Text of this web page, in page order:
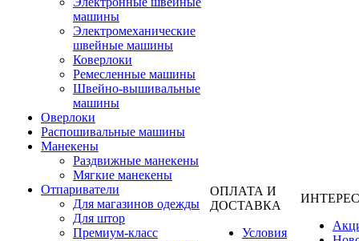
машины
Электромеханические
швейные машины
Коверлоки
Ремесленные машины
Швейно-вышивальные
машины
Оверлоки
Распошивальные машины
Манекены
Раздвижные манекены
Мягкие манекены
Отпариватели
Для магазинов одежды
Для штор
Премиум-класс
ОПЛАТА И
ДОСТАВКА
Условия